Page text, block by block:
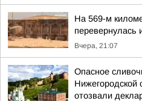
На 569-м
перевернулась
Вчера, 21:07
Опасное
Нижегородской
отозвали